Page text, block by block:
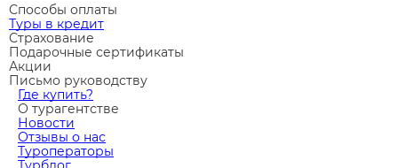
Способы оплаты
Туры в кредит
Страхование
Подарочные сертификаты
Акции
Письмо руководству
Где купить?
О турагентстве
Новости
Отзывы о нас
Туроператоры